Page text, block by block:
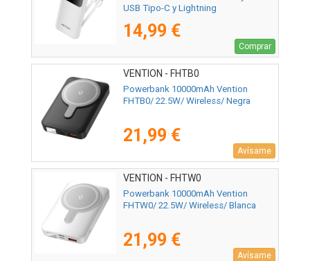
USB Tipo-C y Lightning
14,99 €
Comprar
VENTION - FHTB0
Powerbank 10000mAh Vention
FHTB0/ 22.5W/ Wireless/ Negra
21,99 €
Avísame
VENTION - FHTW0
Powerbank 10000mAh Vention
FHTW0/ 22.5W/ Wireless/ Blanca
21,99 €
Avísame